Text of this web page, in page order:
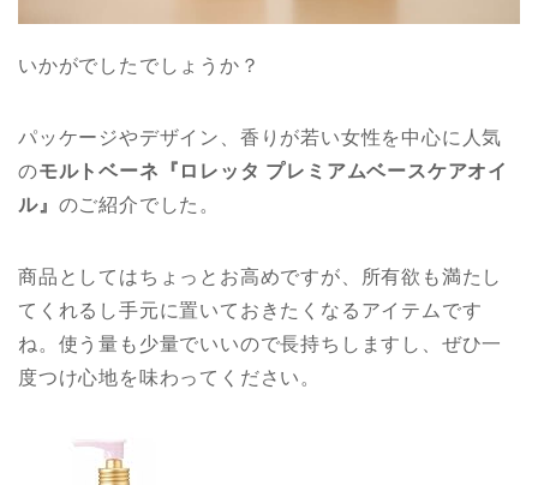
いかがでしたでしょうか？
パッケージやデザイン、香りが若い女性を中心に人気
のモルトベーネ『ロレッタ プレミアムベースケアオイ
ル』 のご紹介でした。
商品としてはちょっとお高めですが、所有欲も満たし
てくれるし手元に置いておきたくなるアイテムです
ね。使う量も少量でいいので長持ちしますし、ぜひ一
度つけ心地を味わってください。